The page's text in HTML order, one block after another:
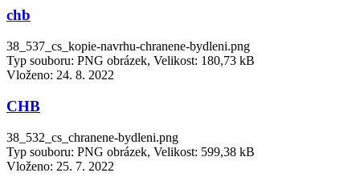
chb
38_537_cs_kopie-navrhu-chranene-bydleni.png
Typ souboru: PNG obrázek, Velikost: 180,73 kB
Vloženo: 24. 8. 2022
CHB
38_532_cs_chranene-bydleni.png
Typ souboru: PNG obrázek, Velikost: 599,38 kB
Vloženo: 25. 7. 2022